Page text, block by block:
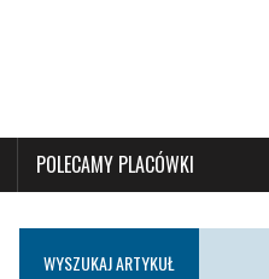
POLECAMY PLACÓWKI
WYSZUKAJ ARTYKUŁ